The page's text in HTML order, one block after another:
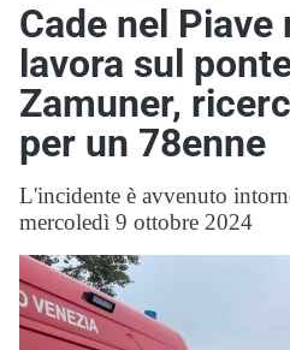
Cade nel Piave
lavora sul
Zamuner,
per un 78enne
L'incidente è avvenuto
mercoledì 9 ottobre 2024